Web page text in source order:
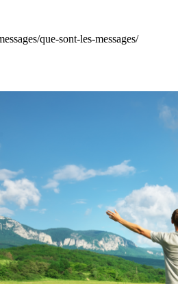
que-sont-les-messages/